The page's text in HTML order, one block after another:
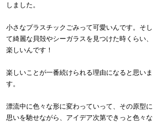
しました。
小さなプラスチックごみって可愛いんです。そし
て綺麗な貝殻やシーガラスを見つけた時くらい、
楽しいんです！
楽しいことが一番続けられる理由になると思いま
す。
漂流中に色々な形に変わっていって、その原型に
思いを馳せながら、アイデア次第できっと色々な